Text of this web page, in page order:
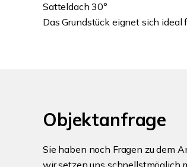
Satteldach 30°
Das Grundstück eignet sich
Objektanfrage
Sie haben noch Fragen zu dem
wir setzen uns schnellstmöglich